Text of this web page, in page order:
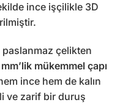
ince işçilikle 3D
paslanmaz çelikten
mükemmel çapı
ince hem de kalın
ve zarif bir duruş